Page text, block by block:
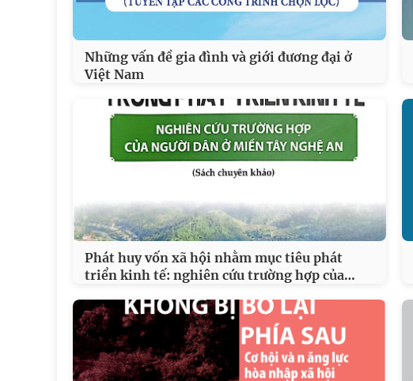
Những vấn đề gia đình và giới đương đại ở
Việt Nam
Phát huy vốn xã hội nhằm mục tiêu phát
triển kinh tế: nghiên cứu trường hợp của…